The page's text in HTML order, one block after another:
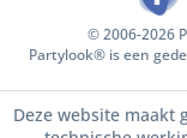
© 2006-2026
Partylook® is een
Deze website maakt